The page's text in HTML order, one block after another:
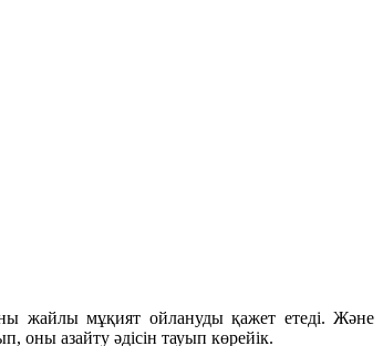
жайлы мұқият ойлануды қажет етеді. Және
оны азайту әдісін тауып көрейік.